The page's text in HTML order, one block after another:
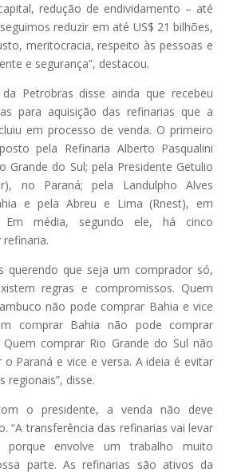
redução de endividamento – até
reduzir em até US$ 21 bilhões,
meritocracia, respeito às pessoas e
e segurança”, destacou.
Petrobras disse ainda que recebeu
para aquisição das refinarias que a
em processo de venda. O primeiro
pela Refinaria Alberto Pasqualini
Grande do Sul; pela Presidente Getulio
no Paraná; pela Landulpho Alves
e pela Abreu e Lima (Rnest), em
Em média, segundo ele, há cinco
querendo que seja um comprador só,
regras e compromissos. Quem
não pode comprar Bahia e vice
comprar Bahia não pode comprar
Quem comprar Rio Grande do Sul não
Paraná e vice e versa. A ideia é evitar
regionais”, disse.
o presidente, a venda não deve
“A transferência das refinarias vai levar
porque envolve um trabalho muito
parte. As refinarias são ativos da